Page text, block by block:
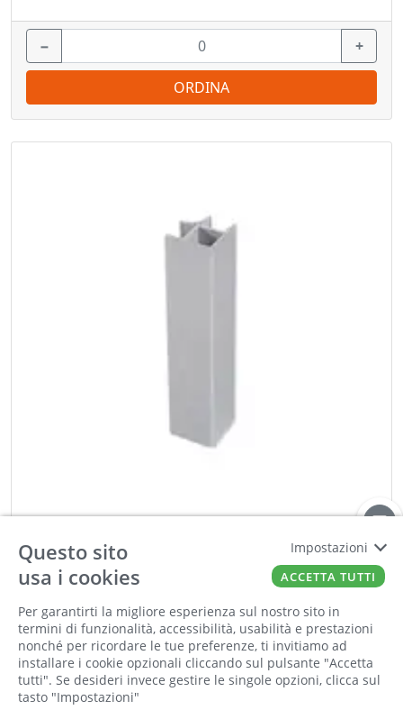
− +
ORDINA
EMUCA
ANG 90° PLASLINE2 150 MM. ALL. SATINATO
Cod Tec:E.8015663
− +
Questo sito
usa i cookies
Per garantirti la migliore esperienza sul nostro sito in
termini di funzionalità, accessibilità, usabilità e prestazioni
nonché per ricordare le tue preferenze, ti invitiamo ad
installare i cookie opzionali cliccando sul pulsante "Accetta
tutti". Se desideri invece gestire le singole opzioni, clicca sul
tasto "Impostazioni"
Impostazioni
ACCETTA TUTTI